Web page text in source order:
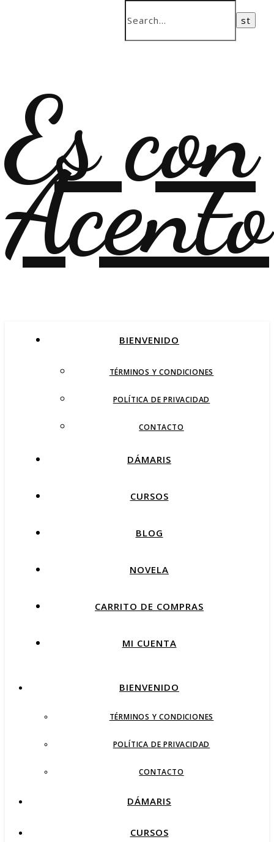
Es con
Acento
BIENVENIDO
TÉRMINOS Y CONDICIONES
POLÍTICA DE PRIVACIDAD
CONTACTO
DÁMARIS
CURSOS
BLOG
NOVELA
CARRITO DE COMPRAS
MI CUENTA
BIENVENIDO
TÉRMINOS Y CONDICIONES
POLÍTICA DE PRIVACIDAD
CONTACTO
DÁMARIS
CURSOS